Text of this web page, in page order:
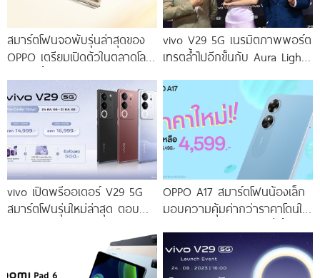
สมาร์ตโฟนจอพับรุ่นล่าสุดของ
OPPO เตรียมเปิดตัวในตลาดโลก
vivo V29 5G เนรมิตภาพพอร์ต
เทรตล้ำไปอีกขั้นกับ Aura Light
โดดเด่นด้วยสุนทรียศาสตร์แห่ง
vivo เปิดพรีออเดอร์ V29 5G
สมาร์ตโฟนรุ่นใหม่ล่าสุด ตอบ
ราคาเริ่มต้นเพียง 14,999 บาท
จัดเต็มกับโปรโมชันพิเศษก่อนใคร
OPPO A17 สมาร์ตโฟนน้องเล็ก
มอบความคุ้มค่ากว่าราคาโดนใจ
ราคาใหม่เพียง 4,599 บาท
เท่านั้น!